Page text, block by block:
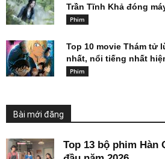
Trần Tĩnh Khả đóng
Phim
Top 10 movie Thám tử
nhất, nổi tiếng nhất
Phim
Bài mới đăng
Top 13 bộ phim Hàn